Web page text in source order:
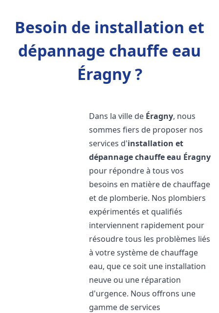
Besoin de installation et
dépannage chauffe eau
Éragny ?
Dans la ville de Éragny, nous
sommes fiers de proposer nos
services d'installation et
dépannage chauffe eau Éragny
pour répondre à tous vos
besoins en matière de chauffage
et de plomberie. Nos plombiers
expérimentés et qualifiés
interviennent rapidement pour
résoudre tous les problèmes liés
à votre système de chauffage
eau, que ce soit une installation
neuve ou une réparation
d'urgence. Nous offrons une
gamme de services